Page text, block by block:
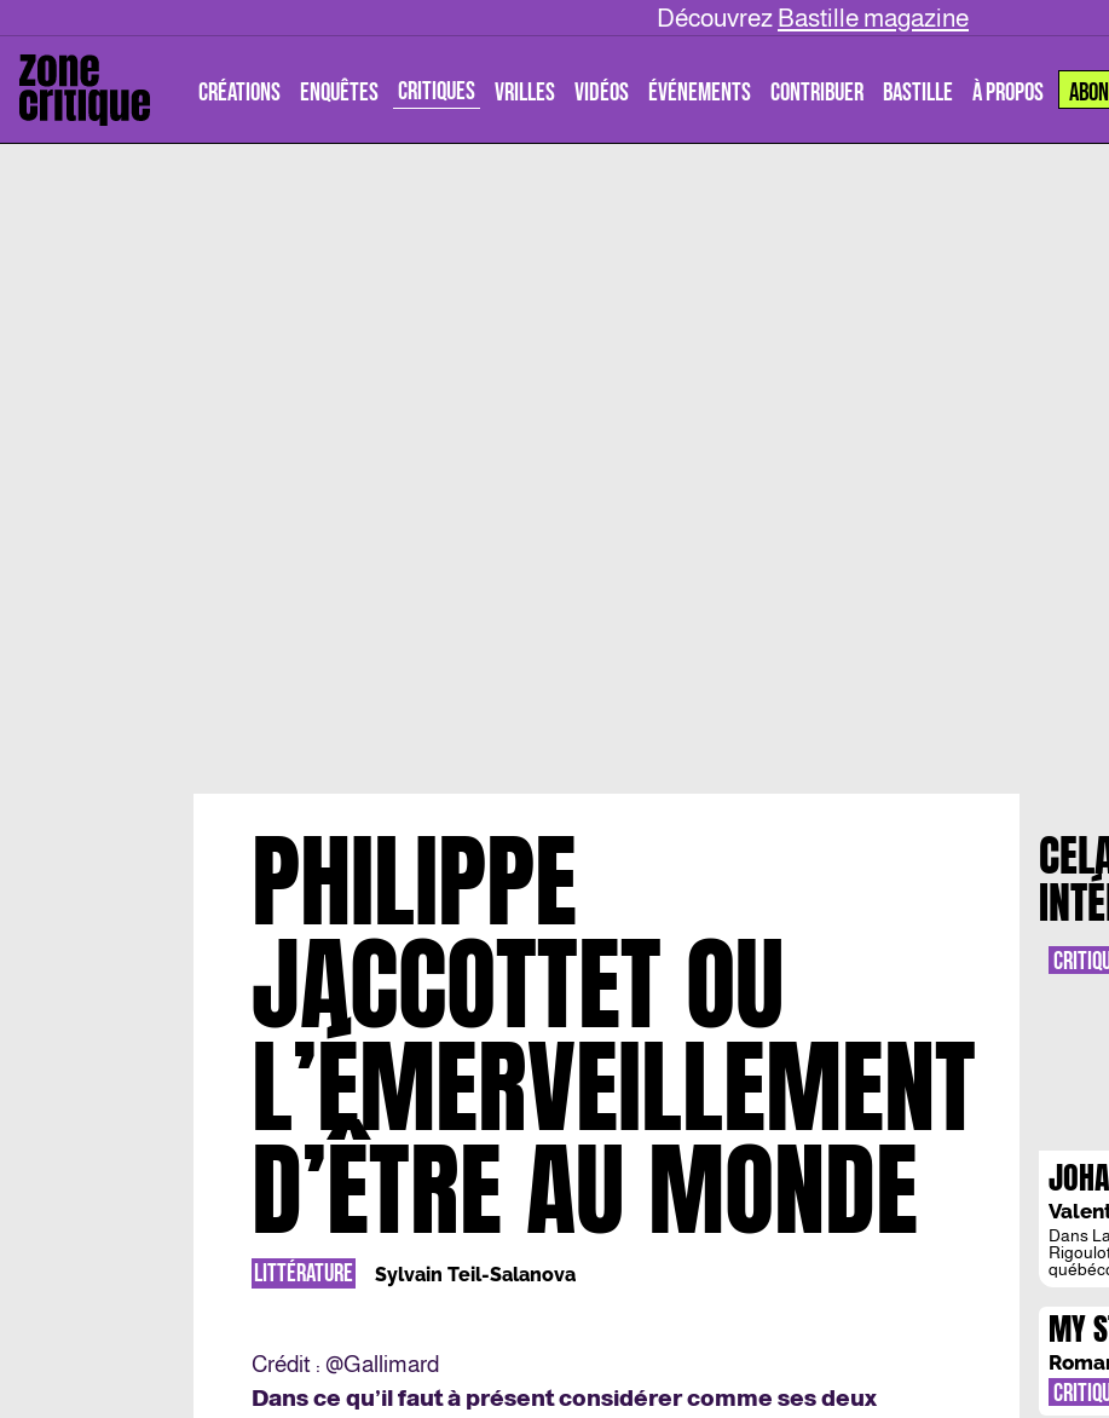
Découvrez Bastille magazine
CRÉATIONS ENQUÊTES CRITIQUES VRILLES VIDÉOS ÉVÉNEMENTS CONTRIBUER BASTILLE À PROPOS
PHILIPPE
JACCOTTET OU
L’ÉMERVEILLEMENT
D’ÊTRE AU MONDE
LITTÉRATURE Sylvain Teil-Salanova
Crédit : @Gallimard
Dans ce qu’il faut à présent considérer comme ses deux
Dans
la
de
autrices
MY